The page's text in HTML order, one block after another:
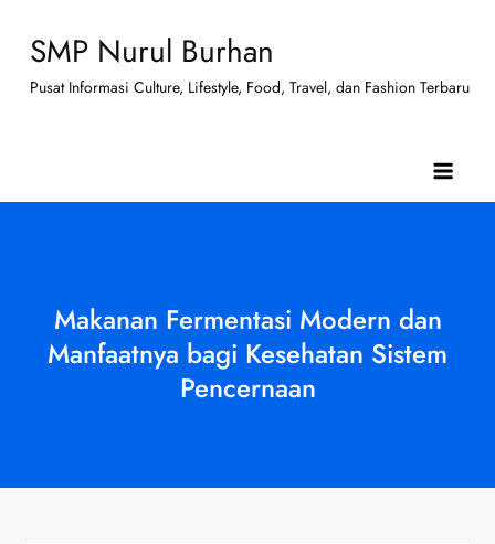
content
SMP Nurul Burhan
Pusat Informasi Culture, Lifestyle, Food, Travel, dan Fashion Terbaru
Makanan Fermentasi Modern dan
Manfaatnya bagi Kesehatan Sistem
Pencernaan